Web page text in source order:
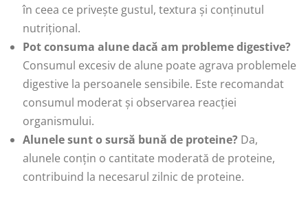
în ceea ce privește gustul, textura și conținutul
nutrițional.
Pot consuma alune dacă am probleme digestive?
Consumul excesiv de alune poate agrava problemele
digestive la persoanele sensibile. Este recomandat
consumul moderat și observarea reacției
organismului.
Alunele sunt o sursă bună de proteine? Da,
alunele conțin o cantitate moderată de proteine,
contribuind la necesarul zilnic de proteine.